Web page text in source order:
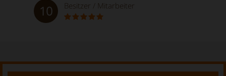
10 Besitzer / Mitarbeiter